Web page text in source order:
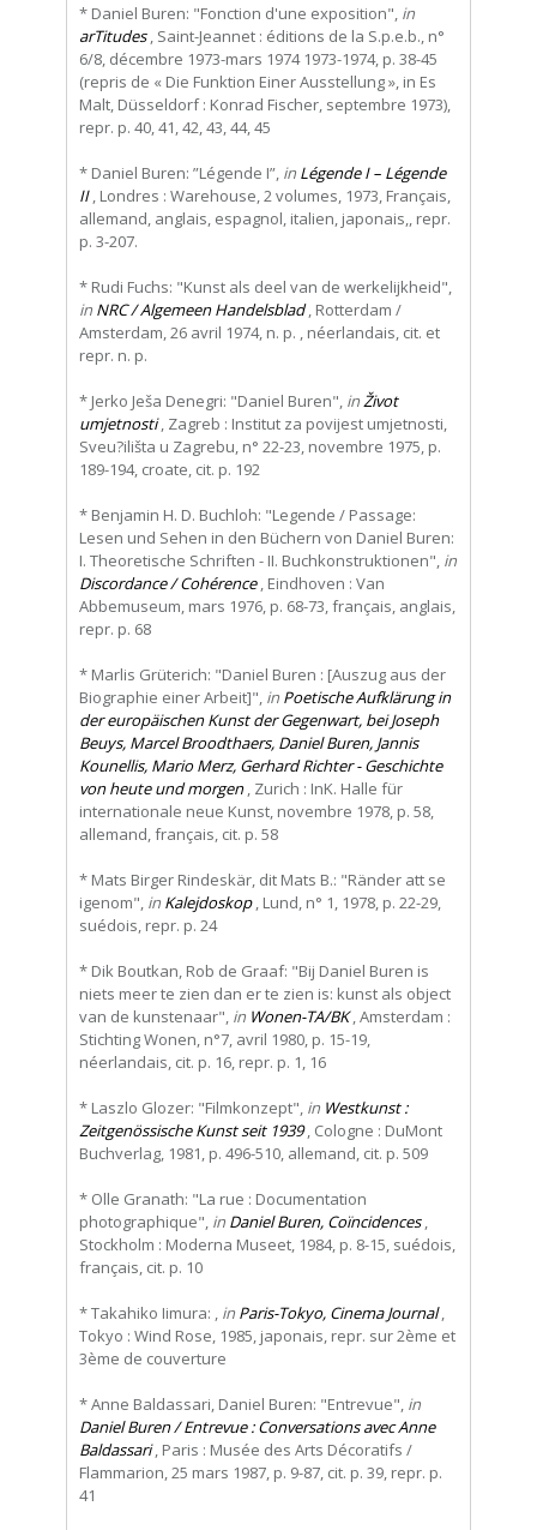
* Daniel Buren: "Fonction d'une exposition", in
arTitudes, Saint-Jeannet : éditions de la S.p.e.b., n°
6/8, décembre 1973-mars 1974 1973-1974, p. 38-45
(repris de « Die Funktion Einer Ausstellung », in Es
Malt, Düsseldorf : Konrad Fischer, septembre 1973),
repr. p. 40, 41, 42, 43, 44, 45
* Daniel Buren: ”Légende I”, in Légende I – Légende
II, Londres : Warehouse, 2 volumes, 1973, Français,
allemand, anglais, espagnol, italien, japonais,, repr.
p. 3-207.
* Rudi Fuchs: "Kunst als deel van de werkelijkheid",
in NRC / Algemeen Handelsblad, Rotterdam /
Amsterdam, 26 avril 1974, n. p. , néerlandais, cit. et
repr. n. p.
* Jerko Ješa Denegri: "Daniel Buren", inŽivot
umjetnosti, Zagreb : Institut za povijest umjetnosti,
Sveu?ilišta u Zagrebu, n° 22-23, novembre 1975, p.
189-194, croate, cit. p. 192
* Benjamin H. D. Buchloh: "Legende / Passage:
Lesen und Sehen in den Büchern von Daniel Buren:
I. Theoretische Schriften - II. Buchkonstruktionen", in
Discordance / Cohérence, Eindhoven : Van
Abbemuseum, mars 1976, p. 68-73, français, anglais,
repr. p. 68
* Marlis Grüterich: "Daniel Buren : [Auszug aus der
Biographie einer Arbeit]", in Poetische Aufklärung in
der europäischen Kunst der Gegenwart, bei Joseph
Beuys, Marcel Broodthaers, Daniel Buren, Jannis
Kounellis, Mario Merz, Gerhard Richter - Geschichte
von heute und morgen, Zurich : InK. Halle für
internationale neue Kunst, novembre 1978, p. 58,
allemand, français, cit. p. 58
* Mats Birger Rindeskär, dit Mats B.: "Ränder att se
igenom", in Kalejdoskop, Lund, n° 1, 1978, p. 22-29,
suédois, repr. p. 24
* Dik Boutkan, Rob de Graaf: "Bij Daniel Buren is
niets meer te zien dan er te zien is: kunst als object
van de kunstenaar", in Wonen-TA/BK, Amsterdam :
Stichting Wonen, n°7, avril 1980, p. 15-19,
néerlandais, cit. p. 16, repr. p. 1, 16
* Laszlo Glozer: "Filmkonzept", in Westkunst :
Zeitgenössische Kunst seit 1939, Cologne : DuMont
Buchverlag, 1981, p. 496-510, allemand, cit. p. 509
* Olle Granath: "La rue : Documentation
photographique", in Daniel Buren, Coïncidences,
Stockholm : Moderna Museet, 1984, p. 8-15, suédois,
français, cit. p. 10
* Takahiko Iimura: , in Paris-Tokyo, Cinema Journal,
Tokyo : Wind Rose, 1985, japonais, repr. sur 2ème et
3ème de couverture
* Anne Baldassari, Daniel Buren: "Entrevue", in
Daniel Buren / Entrevue : Conversations avec Anne
Baldassari, Paris : Musée des Arts Décoratifs /
Flammarion, 25 mars 1987, p. 9-87, cit. p. 39, repr. p.
41